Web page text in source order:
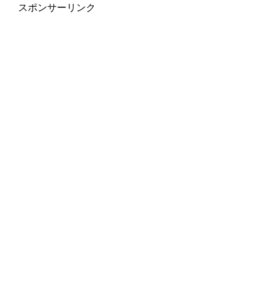
スポンサーリンク